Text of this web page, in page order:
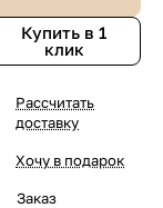
Купить в 1
клик
Рассчитать
доставку
Хочу в подарок
Заказ